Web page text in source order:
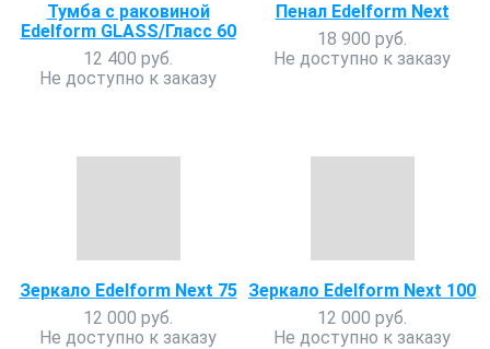
Тумба с раковиной
Edelform GLASS/Гласс 60
12 400 руб.
Не доступно к заказу
Пенал Edelform Next
18 900 руб.
Не доступно к заказу
Зеркало Edelform Next 75
12 000 руб.
Не доступно к заказу
Зеркало Edelform Next 100
12 000 руб.
Не доступно к заказу